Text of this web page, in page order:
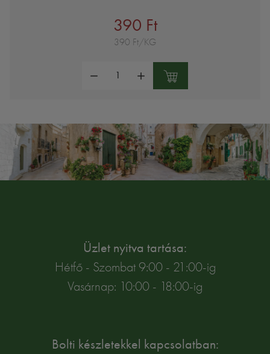
390 Ft
390 Ft/KG
Üzlet nyitva tartása:
Hétfő - Szombat 9:00 - 21:00-ig
Vasárnap: 10:00 - 18:00-ig
Bolti készletekkel kapcsolatban: